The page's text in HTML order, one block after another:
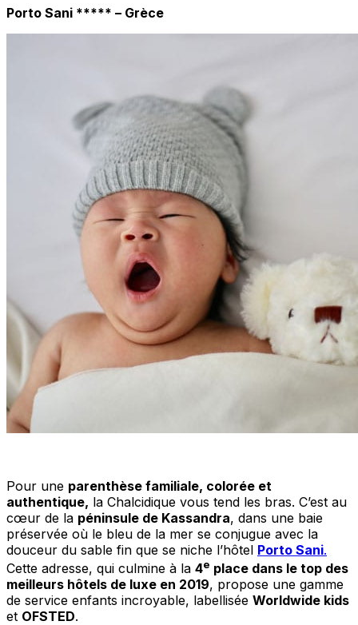
Porto Sani ***** – Grèce
Pour une parenthèse familiale, colorée et
authentique, la Chalcidique vous tend les bras. C’est au
cœur de la péninsule de Kassandra, dans une baie
préservée où le bleu de la mer se conjugue avec la
douceur du sable fin que se niche l’hôtel Porto Sani.
Cette adresse, qui culmine à la 4e place dans le top des
meilleurs hôtels de luxe en 2019, propose une gamme
de service enfants incroyable, labellisée Worldwide kids
et OFSTED.